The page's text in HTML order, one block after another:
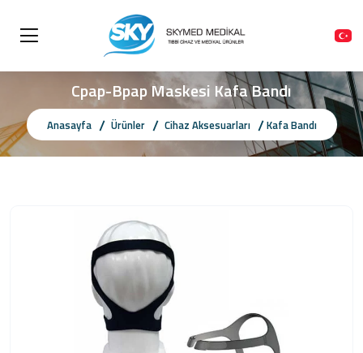
Cpap-Bpap Maskesi Kafa Bandı
Anasayfa Ürünler Cihaz Aksesuarları Kafa Bandı